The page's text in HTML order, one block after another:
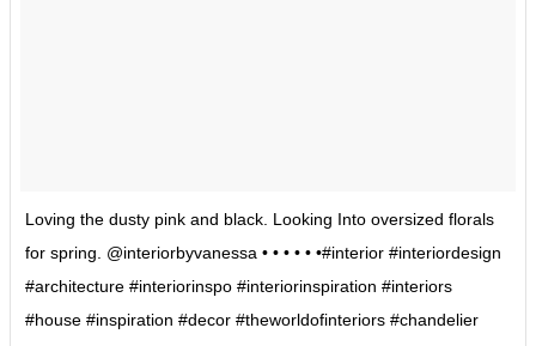
Loving the dusty pink and black. Looking Into oversized florals
for spring. @interiorbyvanessa • • • • • •#interior #interiordesign
#architecture #interiorinspo #interiorinspiration #interiors
#house #inspiration #decor #theworldofinteriors #chandelier